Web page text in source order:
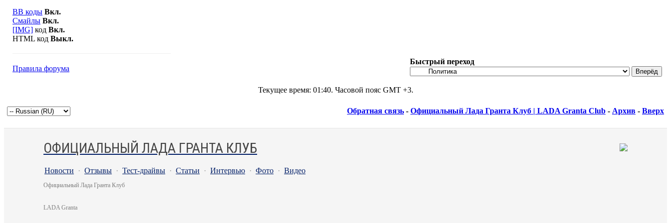
BB коды Вкл.
Смайлы Вкл.
[IMG] код Вкл.
HTML код Выкл.
Правила форума
Быстрый переход
Текущее время: 01:40. Часовой пояс GMT +3.
Обратная связь - Официальный Лада Гранта Клуб | LADA Granta Club - Архив - Вверх
ОФИЦИАЛЬНЫЙ ЛАДА ГРАНТА КЛУБ
Новости · Отзывы · Тест-драйвы · Статьи · Интервью · Фото · Видео
Официальный Лада Гранта Клуб
LADA Granta